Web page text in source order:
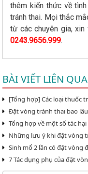
thêm kiến thức về
tránh thai. Mọi thắc
từ các chuyên gia,
0243.9656.999.
BÀI VIẾT LIÊN
[Tổng hợp] Các loại thuốc
Đặt vòng tránh thai bao
Tổng hợp về một số tác
Những lưu ý khi đặt vòng
Sinh mổ 2 lần có đặt vòng
7 Tác dụng phụ của đặt